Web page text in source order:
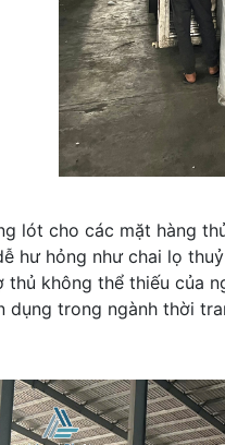
lót cho các mặt hàng
hư hỏng như chai lọ
thủ không thể thiếu của
trong ngành thời